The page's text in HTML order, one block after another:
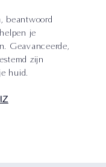
beantwoord
je
Geavanceerde,
zijn
huid.